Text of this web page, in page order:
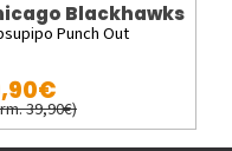
Blackhawks
Punch Out
39,90€)